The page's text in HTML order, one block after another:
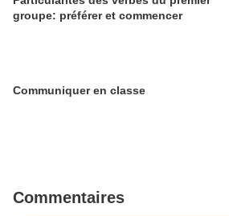
groupe: préférer et commencer
Communiquer en classe
Commentaires